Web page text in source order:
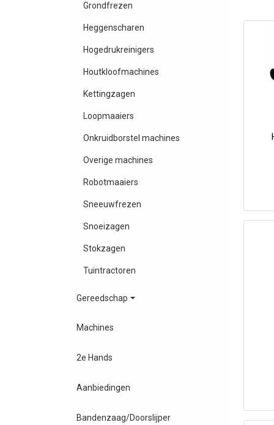
Grondfrezen
Heggenscharen
Hogedrukreinigers
Houtkloofmachines
Kettingzagen
Loopmaaiers
Onkruidborstel machines
Overige machines
Robotmaaiers
Sneeuwfrezen
Snoeizagen
Stokzagen
Tuintractoren
Gereedschap
Machines
2e Hands
Aanbiedingen
Bandenzaag/Doorslijper